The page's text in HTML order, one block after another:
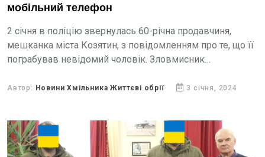
мобільний телефон
2 січня в поліцію звернулась 60-річна продавчиня,
мешканка міста Козятин, з повідомленням про те, що її
пограбував невідомий чоловік. Зловмисник
схопив з прилавка її мобільний та...
Автор: Новини Хмільника Життєві обрії 3 січня, 2024